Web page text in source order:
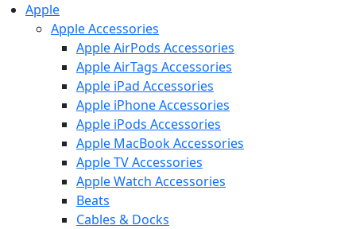
Apple
Apple Accessories
Apple AirPods Accessories
Apple AirTags Accessories
Apple iPad Accessories
Apple iPhone Accessories
Apple iPods Accessories
Apple MacBook Accessories
Apple TV Accessories
Apple Watch Accessories
Beats
Cables & Docks